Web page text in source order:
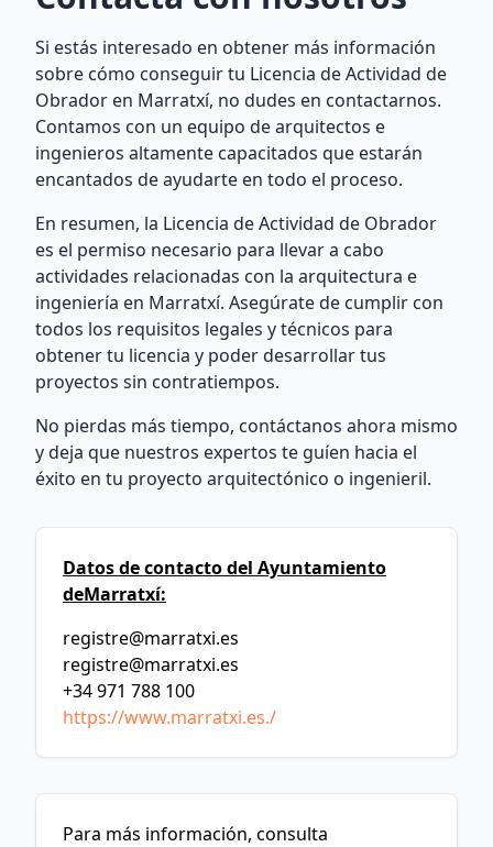
Si estás interesado en obtener más información
sobre cómo conseguir tu Licencia de Actividad de
Obrador en Marratxí, no dudes en contactarnos.
Contamos con un equipo de arquitectos e
ingenieros altamente capacitados que estarán
encantados de ayudarte en todo el proceso.
En resumen, la Licencia de Actividad de Obrador
es el permiso necesario para llevar a cabo
actividades relacionadas con la arquitectura e
ingeniería en Marratxí. Asegúrate de cumplir con
todos los requisitos legales y técnicos para
obtener tu licencia y poder desarrollar tus
proyectos sin contratiempos.
No pierdas más tiempo, contáctanos ahora mismo
y deja que nuestros expertos te guíen hacia el
éxito en tu proyecto arquitectónico o ingenieril.
Datos de contacto del Ayuntamiento
deMarratxí:
registre@marratxi.es
registre@marratxi.es
+34 971 788 100
https://www.marratxi.es./
Para más información, consulta